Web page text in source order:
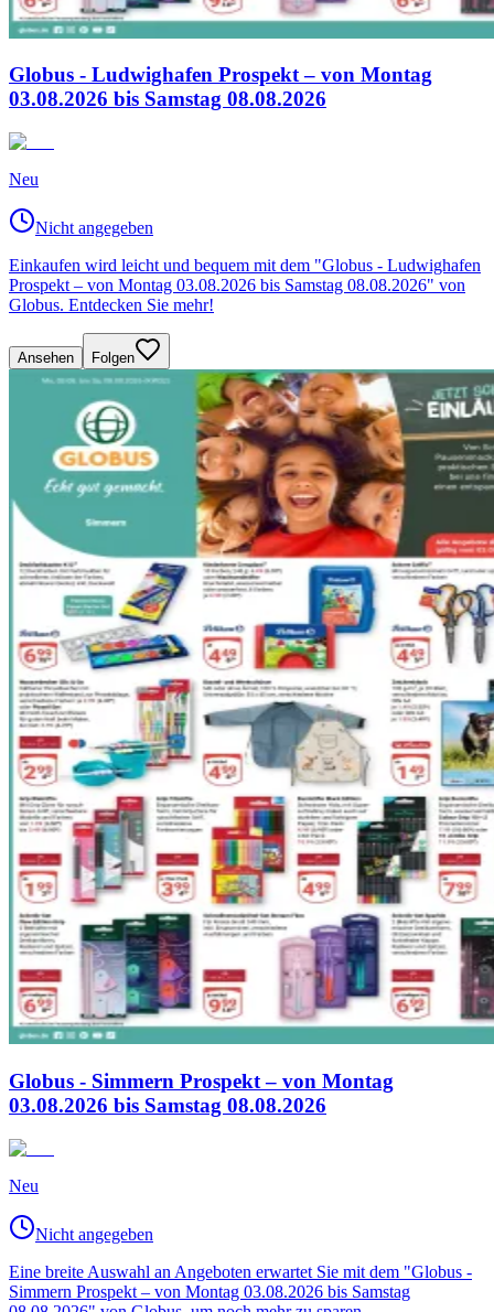
Globus - Ludwighafen Prospekt – von Montag
03.08.2026 bis Samstag 08.08.2026
Neu
Nicht angegeben
Einkaufen wird leicht und bequem mit dem "Globus - Ludwighafen
Prospekt – von Montag 03.08.2026 bis Samstag 08.08.2026" von
Globus. Entdecken Sie mehr!
Ansehen Folgen
Globus - Simmern Prospekt – von Montag
03.08.2026 bis Samstag 08.08.2026
Neu
Nicht angegeben
Eine breite Auswahl an Angeboten erwartet Sie mit dem "Globus -
Simmern Prospekt – von Montag 03.08.2026 bis Samstag